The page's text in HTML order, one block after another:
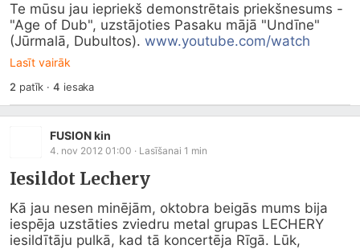
Te mūsu jau iepriekš demonstrētais priekšnesums -
"Age of Dub", uzstājoties Pasaku mājā "Undīne"
(Jūrmalā, Dubultos). www.youtube.com/watch
Lasīt vairāk
2 patīk ·4 iesaka
FUSION kin
4. nov 2012 01:00 · Lasīšanai 1 min
Iesildot Lechery
Kā jau nesen minējām, oktobra beigās mums bija
iespēja uzstāties zviedru metal grupas LECHERY
iesildītāju pulkā, kad tā koncertēja Rīgā. Lūk,